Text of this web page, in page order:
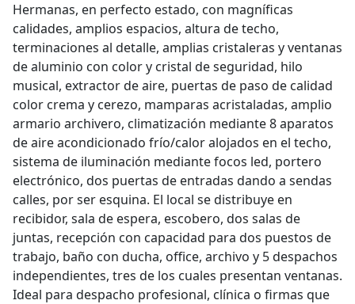
Hermanas, en perfecto estado, con magníficas
calidades, amplios espacios, altura de techo,
terminaciones al detalle, amplias cristaleras y ventanas
de aluminio con color y cristal de seguridad, hilo
musical, extractor de aire, puertas de paso de calidad
color crema y cerezo, mamparas acristaladas, amplio
armario archivero, climatización mediante 8 aparatos
de aire acondicionado frío/calor alojados en el techo,
sistema de iluminación mediante focos led, portero
electrónico, dos puertas de entradas dando a sendas
calles, por ser esquina. El local se distribuye en
recibidor, sala de espera, escobero, dos salas de
juntas, recepción con capacidad para dos puestos de
trabajo, baño con ducha, office, archivo y 5 despachos
independientes, tres de los cuales presentan ventanas.
Ideal para despacho profesional, clínica o firmas que